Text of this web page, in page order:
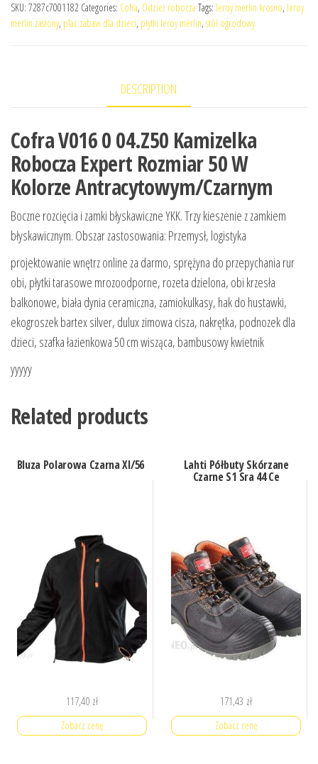
SKU: 7287c7001182 Categories: Cofra, Odzież robocza Tags: leroy merlin krosno, leroy
merlin zasłony, plac zabaw dla dzieci, płytki leroy merlin, stół ogrodowy
DESCRIPTION
Cofra V016 0 04.Z50 Kamizelka
Robocza Expert Rozmiar 50 W
Kolorze Antracytowym/Czarnym
Boczne rozcięcia i zamki błyskawiczne YKK. Trzy kieszenie z zamkiem
błyskawicznym. Obszar zastosowania: Przemysł, logistyka
projektowanie wnętrz online za darmo, sprężyna do przepychania rur
obi, płytki tarasowe mrozoodporne, rozeta dzielona, obi krzesła
balkonowe, biała dynia ceramiczna, zamiokulkasy, hak do hustawki,
ekogroszek bartex silver, dulux zimowa cisza, nakrętka, podnozek dla
dzieci, szafka łazienkowa 50 cm wisząca, bambusowy kwietnik
yyyyy
Related products
Bluza Polarowa Czarna Xl/56
117,40 zł
Zobacz cenę
Lahti Półbuty Skórzane
Czarne S1 Sra 44 Ce
171,43 zł
Zobacz cenę